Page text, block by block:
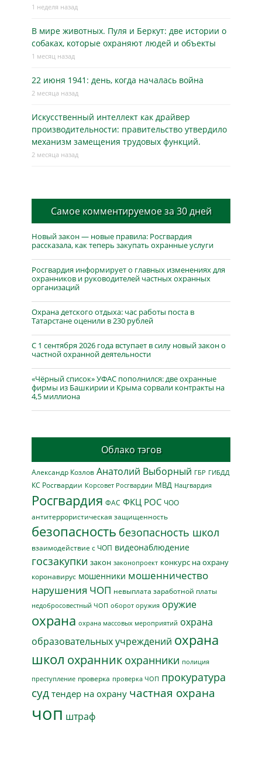
1 неделя назад
В мире животных. Пуля и Беркут: две истории о
собаках, которые охраняют людей и объекты
1 месяц назад
22 июня 1941: день, когда началась война
2 месяца назад
Искусственный интеллект как драйвер
производительности: правительство утвердило
механизм замещения трудовых функций.
2 месяца назад
Самое комментируемое за 30 дней
Новый закон — новые правила: Росгвардия
рассказала, как теперь закупать охранные услуги
Росгвардия информирует о главных изменениях для
охранников и руководителей частных охранных
организаций
Охрана детского отдыха: час работы поста в
Татарстане оценили в 230 рублей
С 1 сентября 2026 года вступает в силу новый закон о
частной охранной деятельности
«Чёрный список» УФАС пополнился: две охранные
фирмы из Башкирии и Крыма сорвали контракты на
4,5 миллиона
Облако тэгов
Александр Козлов Анатолий Выборный ГБР ГИБДД
КС Росгвардии Корсовет Росгвардии МВД Нацгвардия
Росгвардия ФАС ФКЦ РОС ЧОО
антитеррористическая защищенность
безопасность безопасность школ
взаимодействие с ЧОП видеонаблюдение
госзакупки закон законопроект конкурс на охрану
коронавирус мошенники мошенничество
нарушения ЧОП невыплата заработной платы
недобросовестный ЧОП оборот оружия оружие
охрана охрана массовых мероприятий охрана
образовательных учреждений охрана
школ охранник охранники полиция
преступление проверка проверка ЧОП прокуратура
суд тендер на охрану частная охрана
чоп штраф